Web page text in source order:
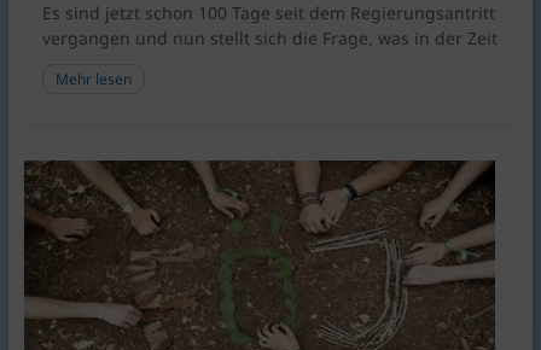
Es sind jetzt schon 100 Tage seit dem Regierungsantritt
vergangen und nun stellt sich die Frage, was in der Zeit
Mehr lesen